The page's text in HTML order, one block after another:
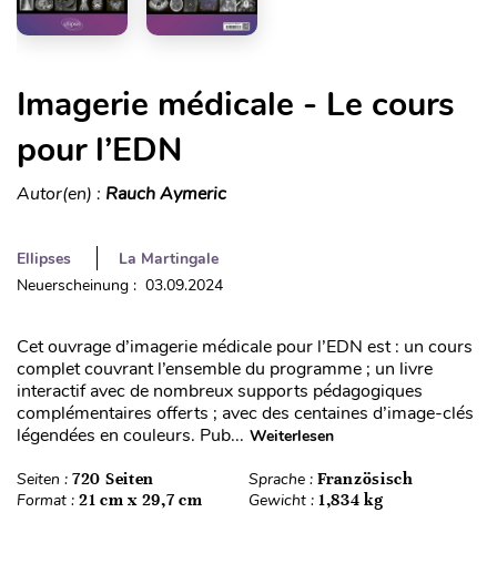
Imagerie médicale - Le cours
pour l’EDN
Autor(en) : Rauch Aymeric
Ellipses
La Martingale
Neuerscheinung : 03.09.2024
Cet ouvrage d’imagerie médicale pour l’EDN est : un cours
complet couvrant l’ensemble du programme ; un livre
interactif avec de nombreux supports pédagogiques
complémentaires offerts ; avec des centaines d’image-clés
légendées en couleurs. Pub... Weiterlesen
Seiten : 720 Seiten Sprache : Französisch
Format : 21 cm x 29,7 cm Gewicht : 1,834 kg